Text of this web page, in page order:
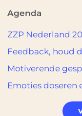
Agenda
ZZP Nederland
Feedback, houd
Motiverende
Emoties doseren